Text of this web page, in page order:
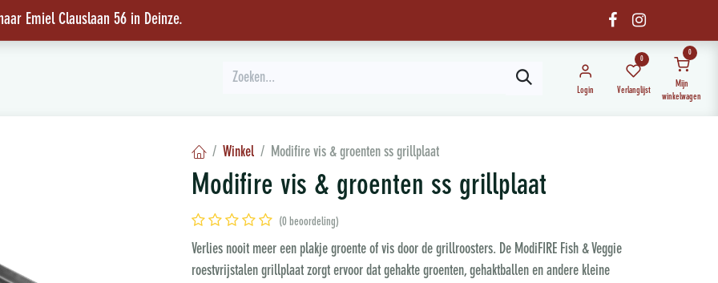
Emiel Clauslaan 56 in Deinze.
Login
0
Verlanglijst
0
Mijn
winkelwagen
Winkel Modifire vis & groenten ss grillplaat
Modifire vis & groenten ss grillplaat
(0 beoordeling)
Verlies nooit meer een plakje groente of vis door de grillroosters. De ModiFIRE Fish & Veggie
roestvrijstalen grillplaat zorgt ervoor dat gehakte groenten, gehaktballen en andere kleine